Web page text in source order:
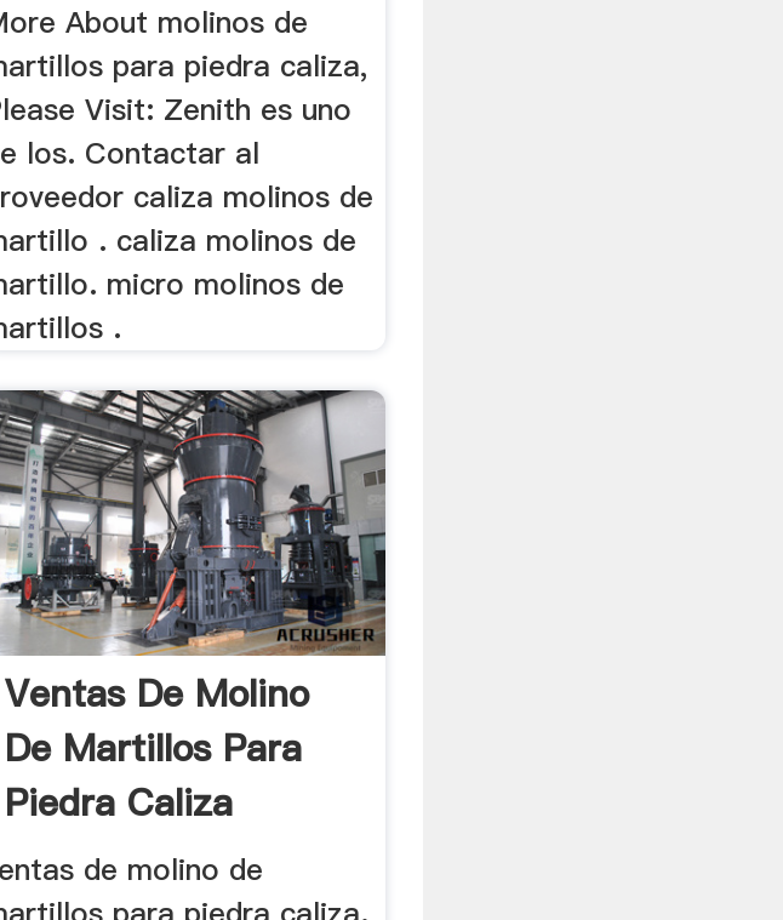
About molinos de
para piedra caliza,
Visit: Zenith es uno
los. Contactar al
caliza molinos de
. caliza molinos de
micro molinos de
.
Ventas De Molino
De Martillos Para
Piedra Caliza
de molino de